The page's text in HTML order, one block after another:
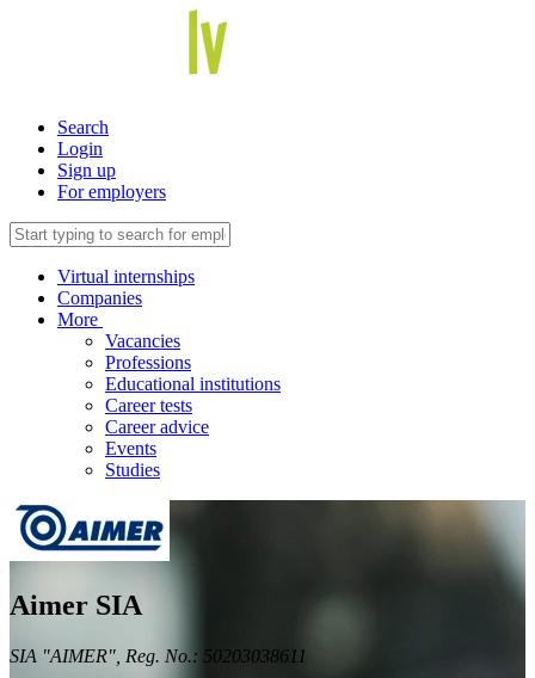
Search
Login
Sign up
For employers
Virtual internships
Companies
More
Vacancies
Professions
Educational institutions
Career tests
Career advice
Events
Studies
Aimer SIA
SIA "AIMER", Reg. No.: 50203038611